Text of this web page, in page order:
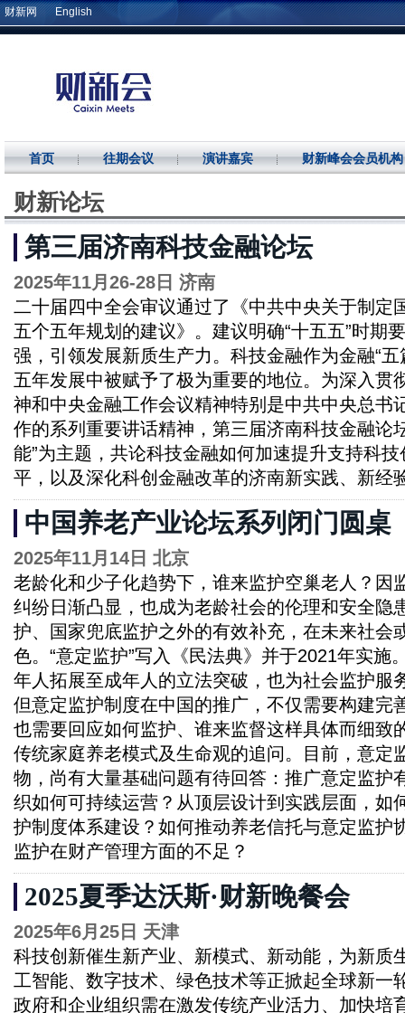
财新网 English
首页 往期会议 演讲嘉宾 财新峰会会员机构
财新论坛
第三届济南科技金融论坛
2025年11月26-28日 济南
二十届四中全会审议通过了《中共中央关于制定
五个五年规划的建议》。建议明确“十五五”时期
强，引领发展新质生产力。科技金融作为金融“
五年发展中被赋予了极为重要的地位。为深入贯
神和中央金融工作会议精神特别是中共中央总书
作的系列重要讲话精神，第三届济南科技金融论
能”为主题，共论科技金融如何加速提升支持科
平，以及深化科创金融改革的济南新实践、新经
中国养老产业论坛系列闭门圆桌
2025年11月14日 北京
老龄化和少子化趋势下，谁来监护空巢老人？因
纠纷日渐凸显，也成为老龄社会的伦理和安全隐
护、国家兜底监护之外的有效补充，在未来社会
色。“意定监护”写入《民法典》并于2021年实施
年人拓展至成年人的立法突破，也为社会监护服
但意定监护制度在中国的推广，不仅需要构建完
也需要回应如何监护、谁来监督这样具体而细致
传统家庭养老模式及生命观的追问。目前，意定
物，尚有大量基础问题有待回答：推广意定监护
织如何可持续运营？从顶层设计到实践层面，如
护制度体系建设？如何推动养老信托与意定监护
监护在财产管理方面的不足？
2025夏季达沃斯·财新晚餐会
2025年6月25日 天津
科技创新催生新产业、新模式、新动能，为新质
工智能、数字技术、绿色技术等正掀起全球新一
政府和企业组织需在激发传统产业活力、加快培